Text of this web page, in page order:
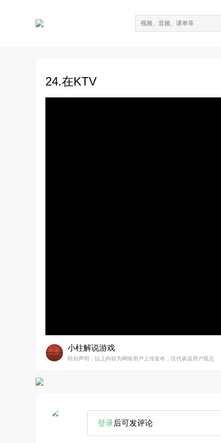
24.在KTV
小柱解说游戏
特别声明：以上内容为网络用户上传发布，仅代表该用户观点
登录后可发评论